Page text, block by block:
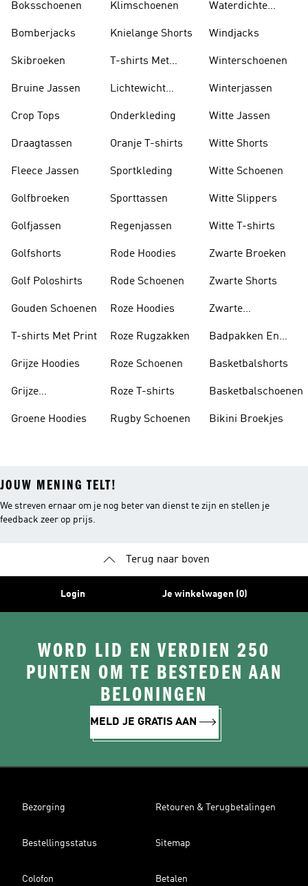
Boksschoenen
Bomberjacks
Skibroeken
Bruine Jassen
Crop Tops
Draagtassen
Fleece Jassen
Golfbroeken
Golfjassen
Golfshorts
Golf Poloshirts
Gouden Schoenen
T-shirts Met Print
Grijze Hoodies
Grijze
Groene Hoodies
Klimschoenen
Knielange Shorts
T-shirts Met
Lichtewicht
Onderkleding
Oranje T-shirts
Sportkleding
Sporttassen
Regenjassen
Rode Hoodies
Rode Schoenen
Roze Hoodies
Roze Rugzakken
Roze Schoenen
Roze T-shirts
Rugby Schoenen
Waterdichte
Windjacks
Winterschoenen
Winterjassen
Witte Jassen
Witte Shorts
Witte Schoenen
Witte Slippers
Witte T-shirts
Zwarte Broeken
Zwarte Shorts
Zwarte
Badpakken En
Basketbalshorts
Basketbalschoenen
Bikini Broekjes
JOUW MENING TELT!
We streven ernaar om je nog beter van dienst te zijn en stellen je
feedback zeer op prijs.
Terug naar boven
Login Je winkelwagen (0)
WORD LID EN VERDIEN 250
PUNTEN OM TE BESTEDEN AAN
BELONINGEN
MELD JE GRATIS AAN
Bezorging Retouren & Terugbetalingen
Bestellingsstatus Sitemap
Colofon Betalen